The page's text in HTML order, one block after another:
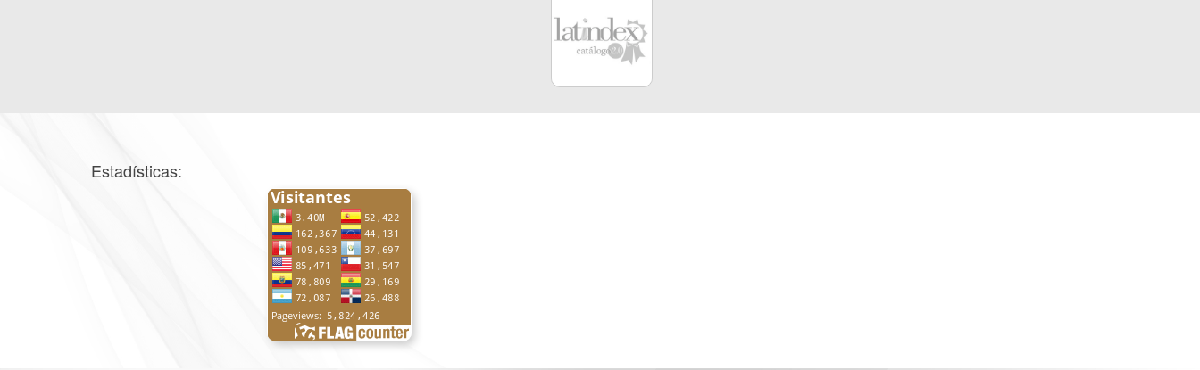
Estadísticas: